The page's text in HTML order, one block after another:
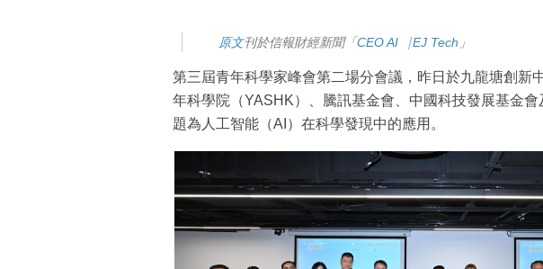
原文刊於信報財經新聞「CEO AI⎹ EJ Tech 」
第三屆青年科學家峰會第二場分會議，昨日於九龍塘創新
年科學院（YASHK）、騰訊基金會、中國科技發展基金
題為人工智能（AI）在科學發現中的應用。
最新資